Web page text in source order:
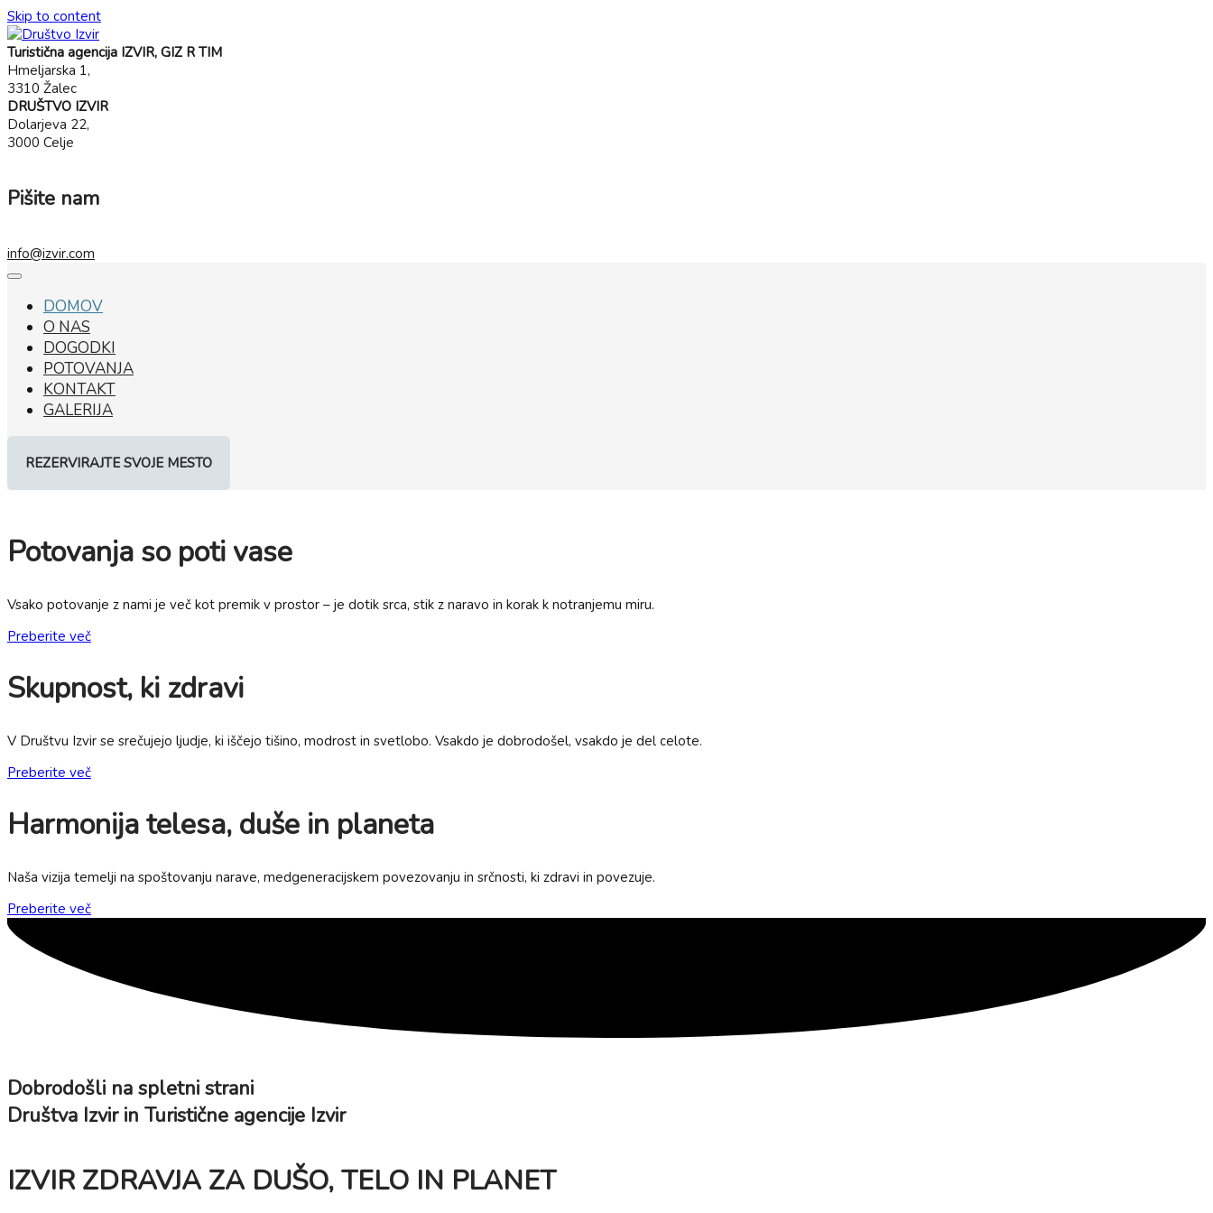
Skip to content
Turistična agencija IZVIR, GIZ R TIM
Hmeljarska 1,
3310 Žalec
DRUŠTVO IZVIR
Dolarjeva 22,
3000 Celje
Pišite nam
info@izvir.com
DOMOV
O NAS
DOGODKI
POTOVANJA
KONTAKT
GALERIJA
REZERVIRAJTE SVOJE MESTO
Potovanja so poti vase
Vsako potovanje z nami je več kot premik v prostor – je dotik srca, stik z naravo in korak k notranjemu miru.
Preberite več
Skupnost, ki zdravi
V Društvu Izvir se srečujejo ljudje, ki iščejo tišino, modrost in svetlobo. Vsakdo je dobrodošel, vsakdo je del celote.
Preberite več
Harmonija telesa, duše in planeta
Naša vizija temelji na spoštovanju narave, medgeneracijskem povezovanju in srčnosti, ki zdravi in povezuje.
Preberite več
Dobrodošli na spletni strani
Društva Izvir in Turistične agencije Izvir
IZVIR ZDRAVJA ZA DUŠO, TELO IN PLANET